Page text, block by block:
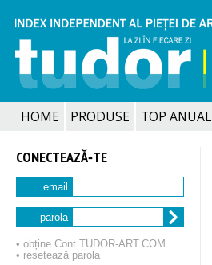
HOME PRODUSE TOP ANUAL
CONECTEAZĂ‑TE
email
parola
• obține Cont TUDOR‑ART.COM
• resetează parola